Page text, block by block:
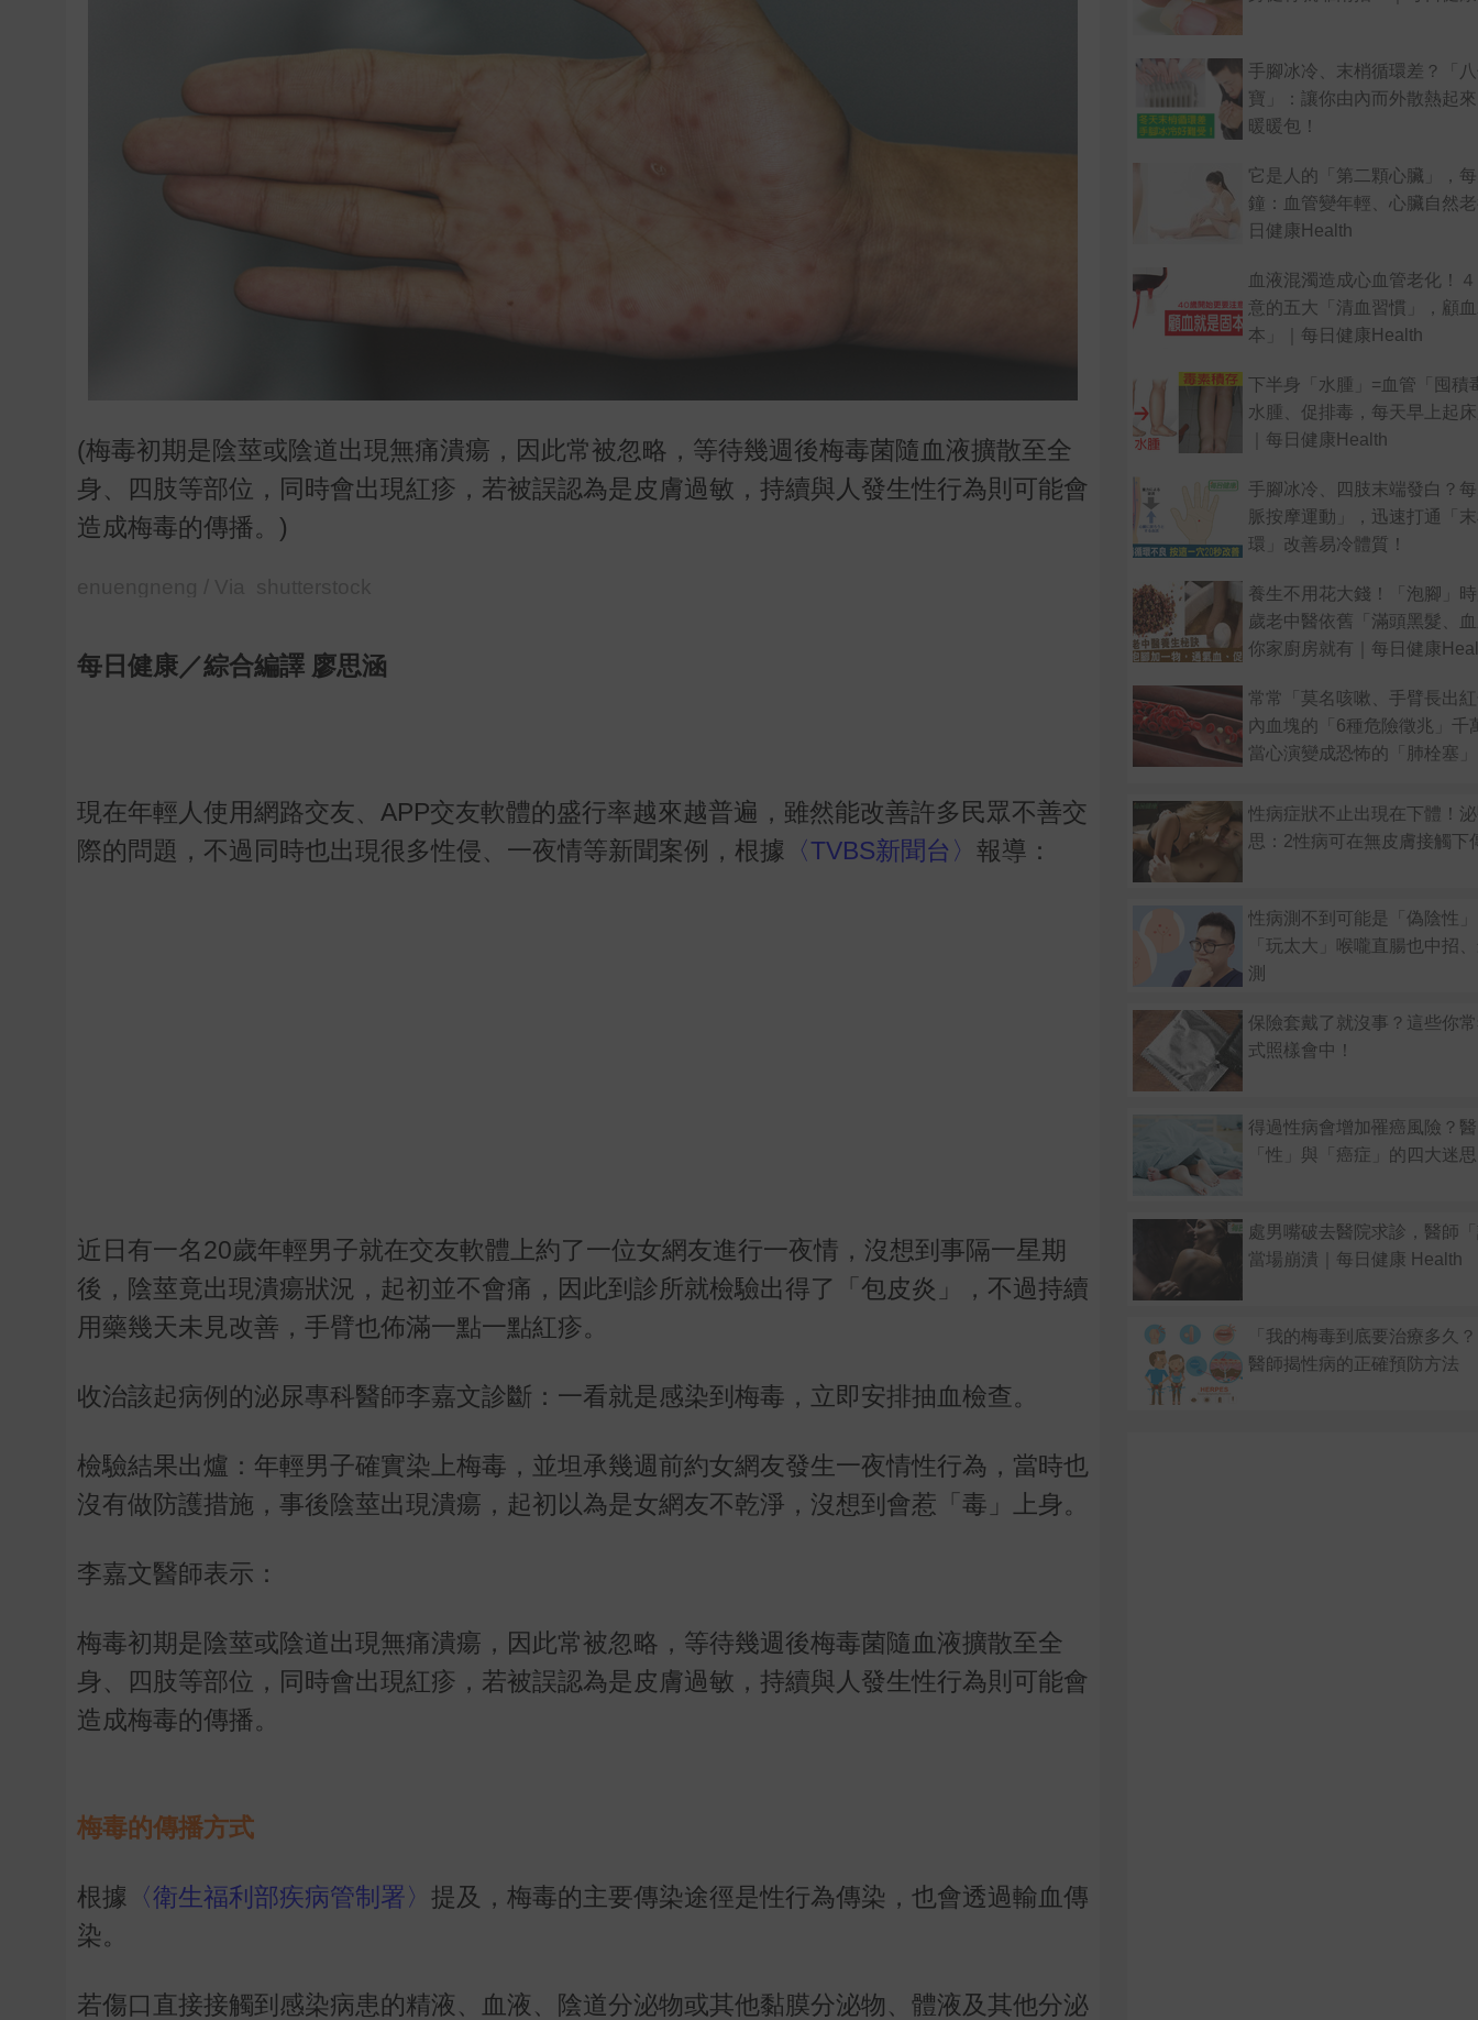
(梅毒初期是陰莖或陰道出現無痛潰瘍，因此常被忽略，等待幾週後梅毒菌隨血液擴散至全
身、四肢等部位，同時會出現紅疹，若被誤認為是皮膚過敏，持續與人發生性行為則可能會
造成梅毒的傳播。)
每日健康／綜合編譯 廖思涵
現在年輕人使用網路交友、APP交友軟體的盛行率越來越普遍，雖然能改善許多民眾不善交
際的問題，不過同時也出現很多性侵、一夜情等新聞案例，根據 〈TVBS新聞台〉 報導：
近日有一名20歲年輕男子就在交友軟體上約了一位女網友進行一夜情，沒想到事隔一星期
後，陰莖竟出現潰瘍狀況，起初並不會痛，因此到診所就檢驗出得了「包皮炎」，不過持續
用藥幾天未見改善，手臂也佈滿一點一點紅疹。
收治該起病例的泌尿專科醫師李嘉文診斷：一看就是感染到梅毒，立即安排抽血檢查。
檢驗結果出爐：年輕男子確實染上梅毒，並坦承幾週前約女網友發生一夜情性行為，當時也
沒有做防護措施，事後陰莖出現潰瘍，起初以為是女網友不乾淨，沒想到會惹「毒」上身。
李嘉文醫師表示：
梅毒初期是陰莖或陰道出現無痛潰瘍，因此常被忽略，等待幾週後梅毒菌隨血液擴散至全
身、四肢等部位，同時會出現紅疹，若被誤認為是皮膚過敏，持續與人發生性行為則可能會
造成梅毒的傳播。
梅毒的傳播方式
根據 〈衛生福利部疾病管制署〉 提及，梅毒的主要傳染途徑是性行為傳染，也會透過輸血傳
染。
若傷口直接接觸到感染病患的精液、血液、陰道分泌物或其他黏膜分泌物、體液及其他分泌
手腳冰冷、末梢循環差？「
寶」：讓你由內而外散熱起
暖暖包！
它是人的「第二顆心臟」，
鐘：血管變年輕、心臟自然
日健康Health
血液混濁造成心血管老化！
意的五大「清血習慣」，顧
本」｜每日健康Health
下半身「水腫」=血管「囤積
水腫、促排毒，每天早上起
｜每日健康Health
手腳冰冷、四肢末端發白？
脈按摩運動」，迅速打通「
環」改善易冷體質！
養生不用花大錢！「泡腳」
歲老中醫依舊「滿頭黑髮、
你家廚房就有｜每日健康
常常「莫名咳嗽、手臂長出
內血塊的「6種危險徵兆」千
當心演變成恐怖的「肺栓塞
性病症狀不止出現在下體！
思：2性病可在無皮膚接觸下
性病測不到可能是「偽陰性
「玩太大」喉嚨直腸也中招
測
保險套戴了就沒事？這些你
式照樣會中！
得過性病會增加罹癌風險？
「性」與「癌症」的四大迷思
處男嘴破去醫院求診，醫師
當場崩潰｜每日健康 Health
「我的梅毒到底要治療多久
醫師揭性病的正確預防方法